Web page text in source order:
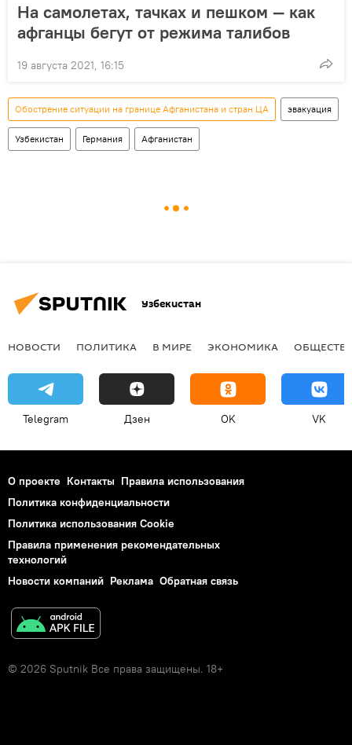
На самолетах, тачках и пешком — как
афганцы бегут от режима талибов
19 августа 2021, 16:15
Обострение ситуации на границе Афганистана и стран ЦА эвакуация
Узбекистан Германия Афганистан
Узбекистан
НОВОСТИ ПОЛИТИКА В МИРЕ ЭКОНОМИКА
Telegram Дзен OK VK
О проекте Контакты Правила использования
Политика конфиденциальности
Политика использования Cookie
Правила применения рекомендательных
технологий
Новости компаний Реклама Обратная связь
© 2026 Sputnik Все права защищены. 18+